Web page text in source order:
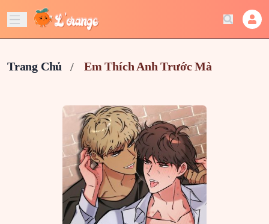
Trang Chủ Em Thích Anh Trước Mà